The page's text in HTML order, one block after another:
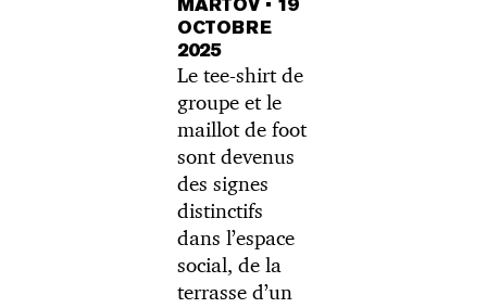
MARTOV • 19
OCTOBRE
2025
Le tee-shirt de
groupe et le
maillot de foot
sont devenus
des signes
distinctifs
dans l’espace
social, de la
terrasse d’un